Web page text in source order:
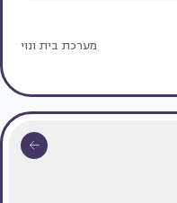
מערכת בית ונוי